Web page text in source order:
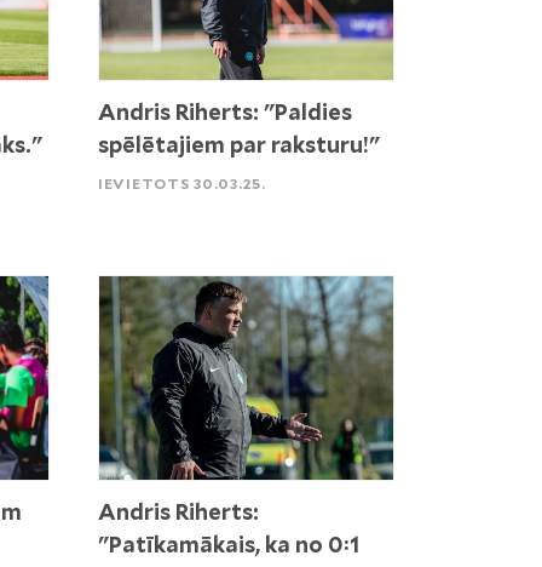
Andris Riherts: "Paldies
spēlētajiem par raksturu!"
IEVIETOTS 30.03.25.
Andris Riherts:
"Patīkamākais, ka no 0:1